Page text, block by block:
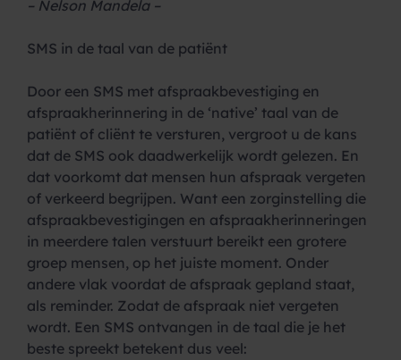
– Nelson Mandela –
SMS in de taal van de patiënt
Door een SMS met afspraakbevestiging en
afspraakherinnering in de ‘native’ taal van de
patiënt of cliënt te versturen, vergroot u de kans
dat de SMS ook daadwerkelijk wordt gelezen. En
dat voorkomt dat mensen hun afspraak vergeten
of verkeerd begrijpen. Want een zorginstelling die
afspraakbevestigingen en afspraakherinneringen
in meerdere talen verstuurt bereikt een grotere
groep mensen, op het juiste moment. Onder
andere vlak voordat de afspraak gepland staat,
als reminder. Zodat de afspraak niet vergeten
wordt. Een SMS ontvangen in de taal die je het
beste spreekt betekent dus veel: